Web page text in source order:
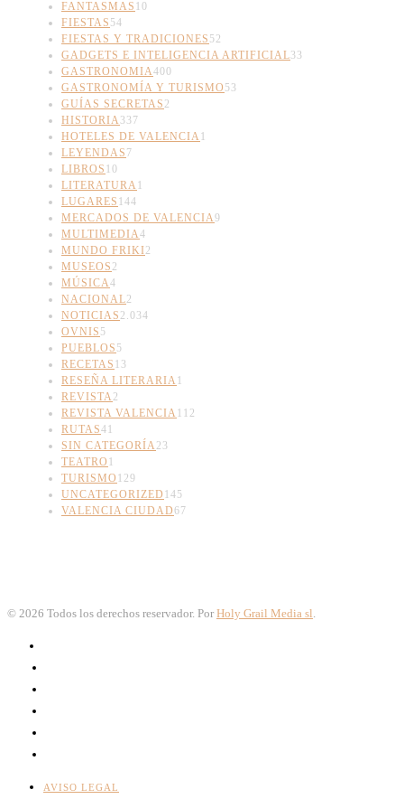
FANTASMAS 10
FIESTAS 54
FIESTAS Y TRADICIONES 52
GADGETS E INTELIGENCIA ARTIFICIAL33
GASTRONOMIA400
GASTRONOMÍA Y TURISMO 53
GUÍAS SECRETAS 2
HISTORIA 337
HOTELES DE VALENCIA 1
LEYENDAS 7
LIBROS 10
LITERATURA 1
LUGARES 144
MERCADOS DE VALENCIA9
MULTIMEDIA4
MUNDO FRIKI2
MUSEOS 2
MÚSICA4
NACIONAL2
NOTICIAS 2.034
OVNIS 5
PUEBLOS 5
RECETAS 13
RESEÑA LITERARIA 1
REVISTA 2
REVISTA VALENCIA 112
RUTAS41
SIN CATEGORÍA 23
TEATRO 1
TURISMO 129
UNCATEGORIZED 145
VALENCIA CIUDAD67
© 2026 Todos los derechos reservador. Por Holy Grail Media sl
AVISO LEGAL